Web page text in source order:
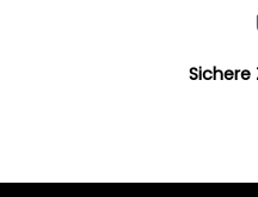
Sichere